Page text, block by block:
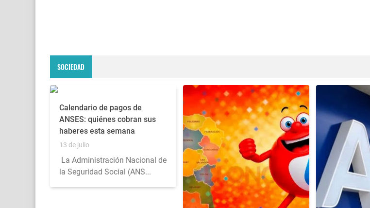
SOCIEDAD
Calendario de pagos de
ANSES: quiénes cobran sus
haberes esta semana
13 de julio
La Administración Nacional de
la Seguridad Social (ANS...